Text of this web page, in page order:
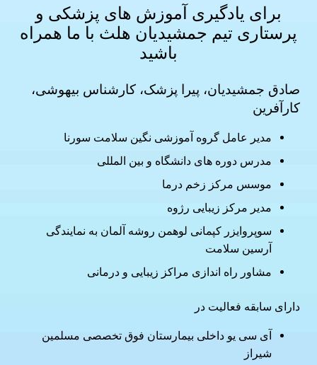
برای یادگیری آموزش های پزشکی و
پرستاری تیم جمشیدیان هلث با ما همراه
باشید
صادق جمشیدیان، پیرا پزشک، کارشناس بیهوشی،
کارآفرین
مدیر عامل گروه آموزشی نگین سلامت سورنا
مدرس دوره های دانشگاه و بین المللی
موسس مرکز زخم درما
مدیر مرکز زیبایی رژوه
سوپروایزر کپمانی لوهمن روشه آلمان به نمایندگی
آرسین سلامت
مشاور راه اندازی مراکز زیبایی و درمانی
دارای سابقه فعالیت در
آی سی یو داخلی بیمارستان فوق تخصصی مسلمین
شیراز